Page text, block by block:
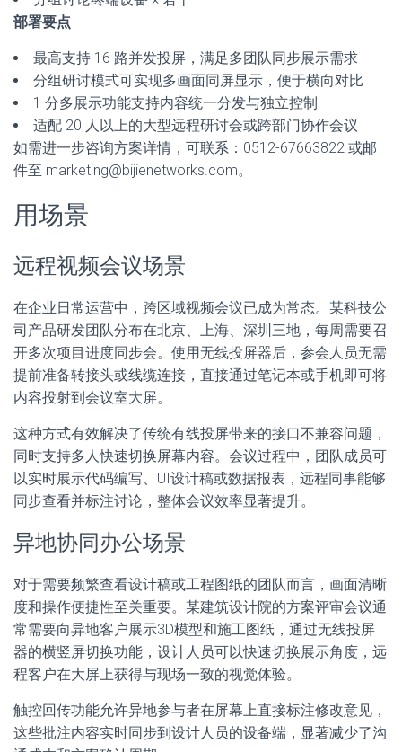
部署要点
最高支持 16 路并发投屏，满足多团队同步展示需求
分组研讨模式可实现多画面同屏显示，便于横向对比
1 分多展示功能支持内容统一分发与独立控制
适配 20 人以上的大型远程研讨会或跨部门协作会议
如需进一步咨询方案详情，可联系：0512-67663822 或邮
件至 marketing@bijienetworks.com。
用场景
远程视频会议场景
在企业日常运营中，跨区域视频会议已成为常态。某科技公
司产品研发团队分布在北京、上海、深圳三地，每周需要召
开多次项目进度同步会。使用无线投屏器后，参会人员无需
提前准备转接头或线缆连接，直接通过笔记本或手机即可将
内容投射到会议室大屏。
这种方式有效解决了传统有线投屏带来的接口不兼容问题，
同时支持多人快速切换屏幕内容。会议过程中，团队成员可
以实时展示代码编写、UI设计稿或数据报表，远程同事能够
同步查看并标注讨论，整体会议效率显著提升。
异地协同办公场景
对于需要频繁查看设计稿或工程图纸的团队而言，画面清晰
度和操作便捷性至关重要。某建筑设计院的方案评审会议通
常需要向异地客户展示3D模型和施工图纸，通过无线投屏
器的横竖屏切换功能，设计人员可以快速切换展示角度，远
程客户在大屏上获得与现场一致的视觉体验。
触控回传功能允许异地参与者在屏幕上直接标注修改意见，
这些批注内容实时同步到设计人员的设备端，显著减少了沟